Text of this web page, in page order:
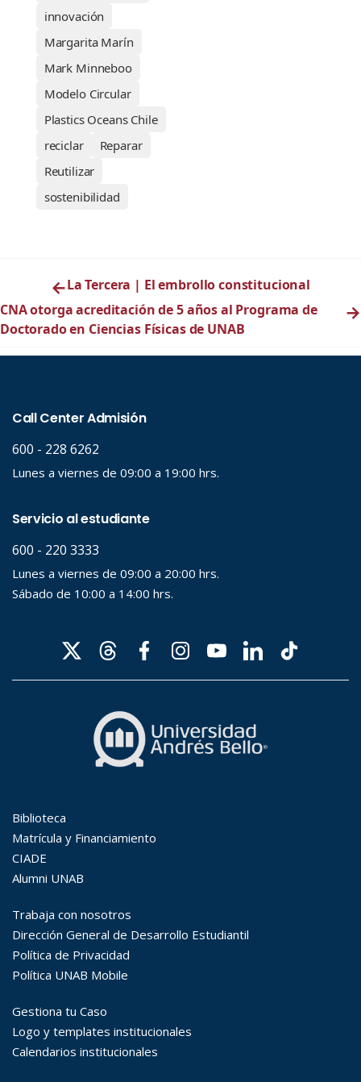
innovación
Margarita Marín
Mark Minneboo
Modelo Circular
Plastics Oceans Chile
reciclar
Reparar
Reutilizar
sostenibilidad
←La Tercera | El embrollo constitucional
CNA otorga acreditación de 5 años al Programa de
Doctorado en Ciencias Físicas de UNAB
→